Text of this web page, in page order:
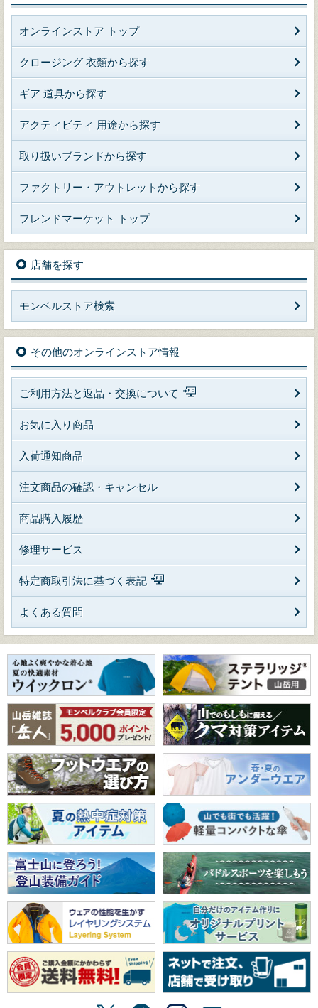
オンラインストア トップ
クロージング 衣類から探す
ギア 道具から探す
アクティビティ 用途から探す
取り扱いブランドから探す
ファクトリー・アウトレットから探す
フレンドマーケット トップ
店舗を探す
モンベルストア検索
その他のオンラインストア情報
ご利用方法と返品・交換について
お気に入り商品
入荷通知商品
注文商品の確認・キャンセル
商品購入履歴
修理サービス
特定商取引法に基づく表記
よくある質問